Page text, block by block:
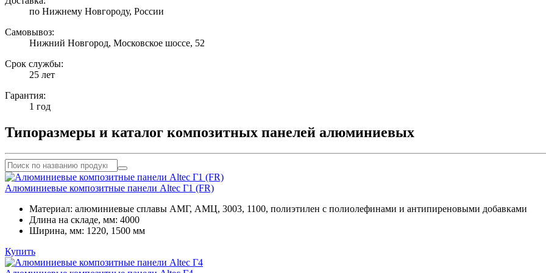
по Нижнему Новгороду, России
Самовывоз:
Нижний Новгород, Московское шоссе, 52
Срок службы:
25 лет
Гарантия:
1 год
Типоразмеры и каталог композитных панелей алюминиевых
Алюминиевые композитные панели Altec Г1 (FR)
Материал: алюминиевые сплавы АМГ, АМЦ, 3003, 1100, полиэтилен с полиолефинами и антипиреновыми добавками
Длина на складе, мм: 4000
Ширина, мм: 1220, 1500 мм
Купить